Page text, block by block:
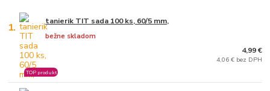
1. tanierik TIT sada 100 ks, 60/5 mm,
bežne skladom
TOP produkt
4,99 €
4,06 € bez DPH